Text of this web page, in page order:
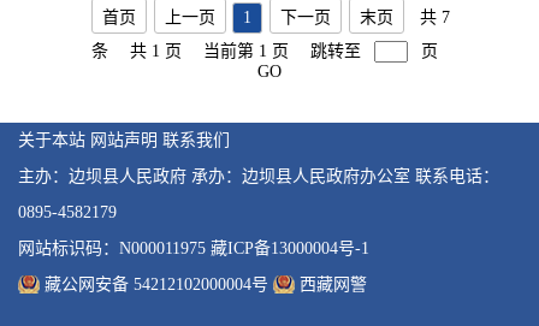
首页 上一页 1 下一页 末页
共 7
条
共 1 页 当前第 1 页 跳转至
页
GO
关于本站 网站声明 联系我们
主办：边坝县人民政府 承办：边坝县人民政府办公室 联系电话：
0895-4582179
网站标识码：N000011975 藏ICP备13000004号-1
藏公网安备 54212102000004号
西藏网警